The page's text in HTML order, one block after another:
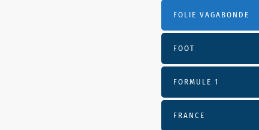
FOLIE VAGABONDE
FOOT
FORMULE 1
FRANCE